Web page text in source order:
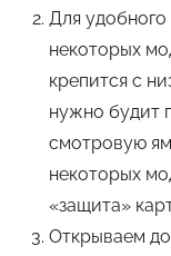
Для удобного
некоторых
крепится с
нужно будит
смотровую
некоторых
«защита»
Открываем